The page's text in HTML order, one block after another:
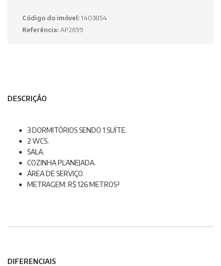
Código do imóvel:1403854
Referência:AP2699
DESCRIÇÃO
3 DORMITÓRIOS SENDO 1 SUÍTE.
2 WCS.
SALA.
COZINHA PLANEJADA.
ÁREA DE SERVIÇO.
METRAGEM: R$ 126 METROS²
DIFERENCIAIS